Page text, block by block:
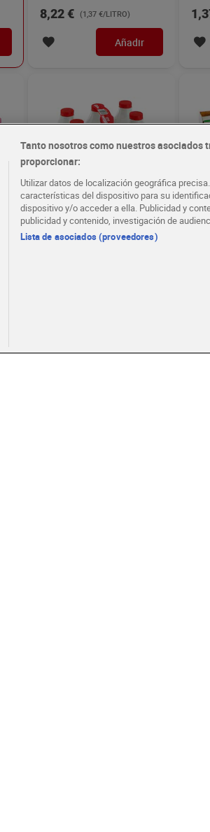
8,22 € (1,37 €/LITRO)
Añadir
Leche entera Dia Láctea
pack 6 x 1.5 L
Tanto nosotros como nuestros asociados
proporcionar:
Utilizar datos de localización geográfica
características del dispositivo para su
dispositivo y/o acceder a ella. Publicidad y
publicidad y contenido, investigación de
Lista de asociados (proveedores)